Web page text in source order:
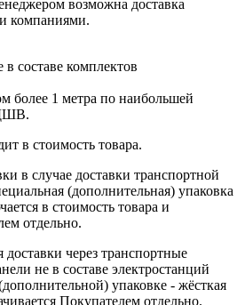
возможна доставка
компаниями.
составе комплектов
более 1 метра по наибольшей
в стоимость товара.
в случае доставки транспортной
(дополнительная) упаковка
в стоимость товара и
отдельно.
через транспортные
не в составе электростанций
упаковке - жёсткая
Покупателем отдельно.